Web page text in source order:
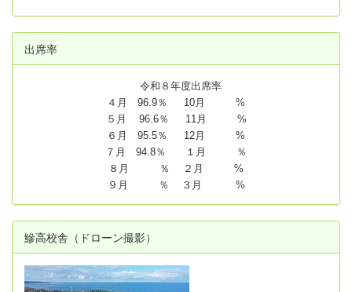
出席率
令和８年度出席率
４月 96.9％ 10月 %
５月 96.6％ 11月 %
６月 95.5％ 12月 %
７月 94.8％ １月 ％
８月 ％ ２月 %
９月 ％ ３月 %
鰺高校舎（ドローン撮影）